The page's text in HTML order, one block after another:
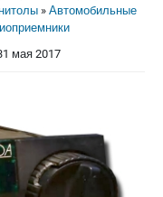
Автомобильные
мая 2017